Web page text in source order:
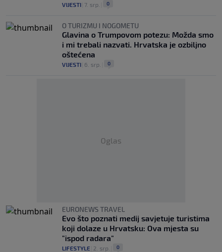
VIJESTI 7. srp. 0
O TURIZMU I NOGOMETU
Glavina o Trumpovom potezu: Možda smo
i mi trebali nazvati. Hrvatska je ozbiljno
oštećena
VIJESTI 6. srp. 0
Oglas
EURONEWS TRAVEL
Evo što poznati medij savjetuje turistima
koji dolaze u Hrvatsku: Ova mjesta su
"ispod radara"
LIFESTYLE 2. srp. 0